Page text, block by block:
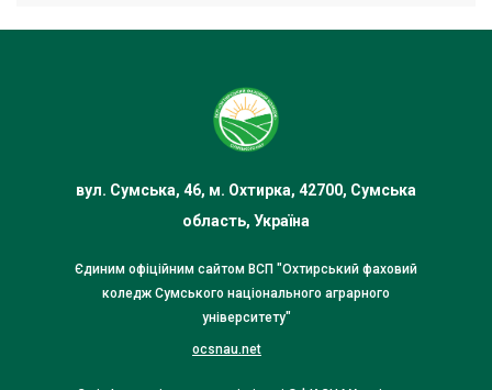
вул. Сумська, 46, м. Охтирка, 42700, Сумська
область, Україна
Єдиним офіційним сайтом ВСП "Охтирський фаховий
коледж Сумського національного аграрного
університету"
ocsnau.net